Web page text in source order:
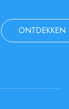
ONTDEKKEN